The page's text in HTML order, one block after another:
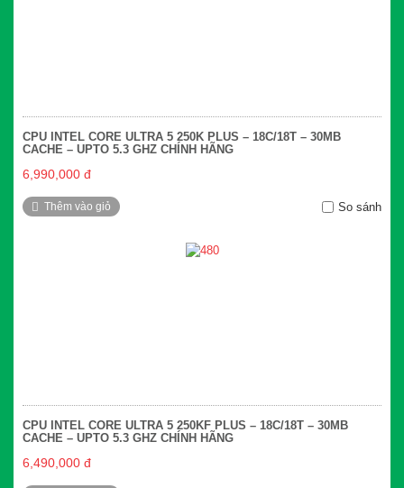
CPU INTEL CORE ULTRA 5 250K PLUS – 18C/18T – 30MB
CACHE – UPTO 5.3 GHZ CHÍNH HÃNG
6,990,000 đ
Thêm vào giỏ So sánh
CPU INTEL CORE ULTRA 5 250KF PLUS – 18C/18T – 30MB
CACHE – UPTO 5.3 GHZ CHÍNH HÃNG
6,490,000 đ